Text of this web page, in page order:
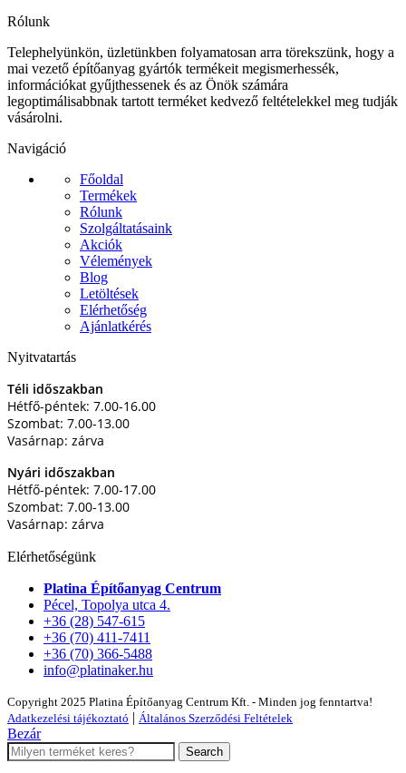
Rólunk
Telephelyünkön, üzletünkben folyamatosan arra törekszünk, hogy a
mai vezető építőanyag gyártók termékeit megismerhessék,
információkat gyűjthessenek és az Önök számára
legoptimálisabbnak tartott terméket kedvező feltételekkel meg tudják
vásárolni.
Navigáció
Főoldal
Termékek
Rólunk
Szolgáltatásaink
Akciók
Vélemények
Blog
Letöltések
Elérhetőség
Ajánlatkérés
Nyitvatartás
Téli időszakban
Hétfő-péntek: 7.00-16.00
Szombat: 7.00-13.00
Vasárnap: zárva
Nyári időszakban
Hétfő-péntek: 7.00-17.00
Szombat: 7.00-13.00
Vasárnap: zárva
Elérhetőségünk
Platina Építőanyag Centrum
Pécel, Topolya utca 4.
+36 (28) 547-615
+36 (70) 411-7411
+36 (70) 366-5488
info@platinaker.hu
Copyright 2025 Platina Építőanyag Centrum Kft. - Minden jog fenntartva!
Adatkezelési tájékoztató | Általános Szerződési Feltételek
Bezár
Search